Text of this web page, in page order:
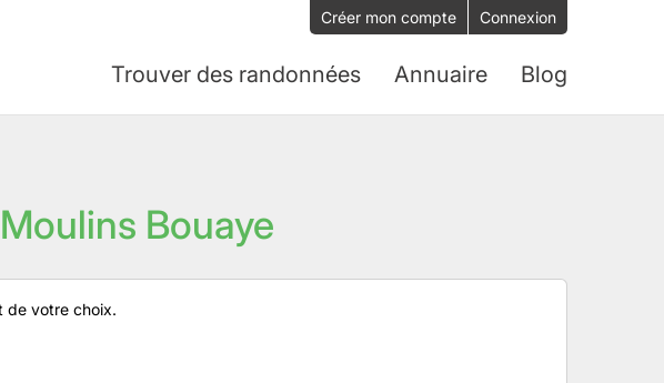
Créer mon compte Connexion
Trouver des randonnées Annuaire Blog
Bouaye
de votre choix.